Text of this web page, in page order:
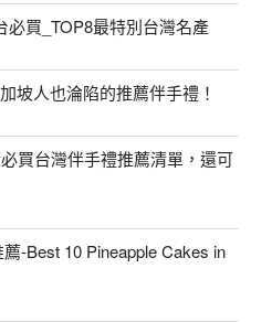
買_TOP8最特別台灣名產
坡人也淪陷的推薦伴手禮！
必買台灣伴手禮推薦清單，還可
-Best 10 Pineapple Cakes in